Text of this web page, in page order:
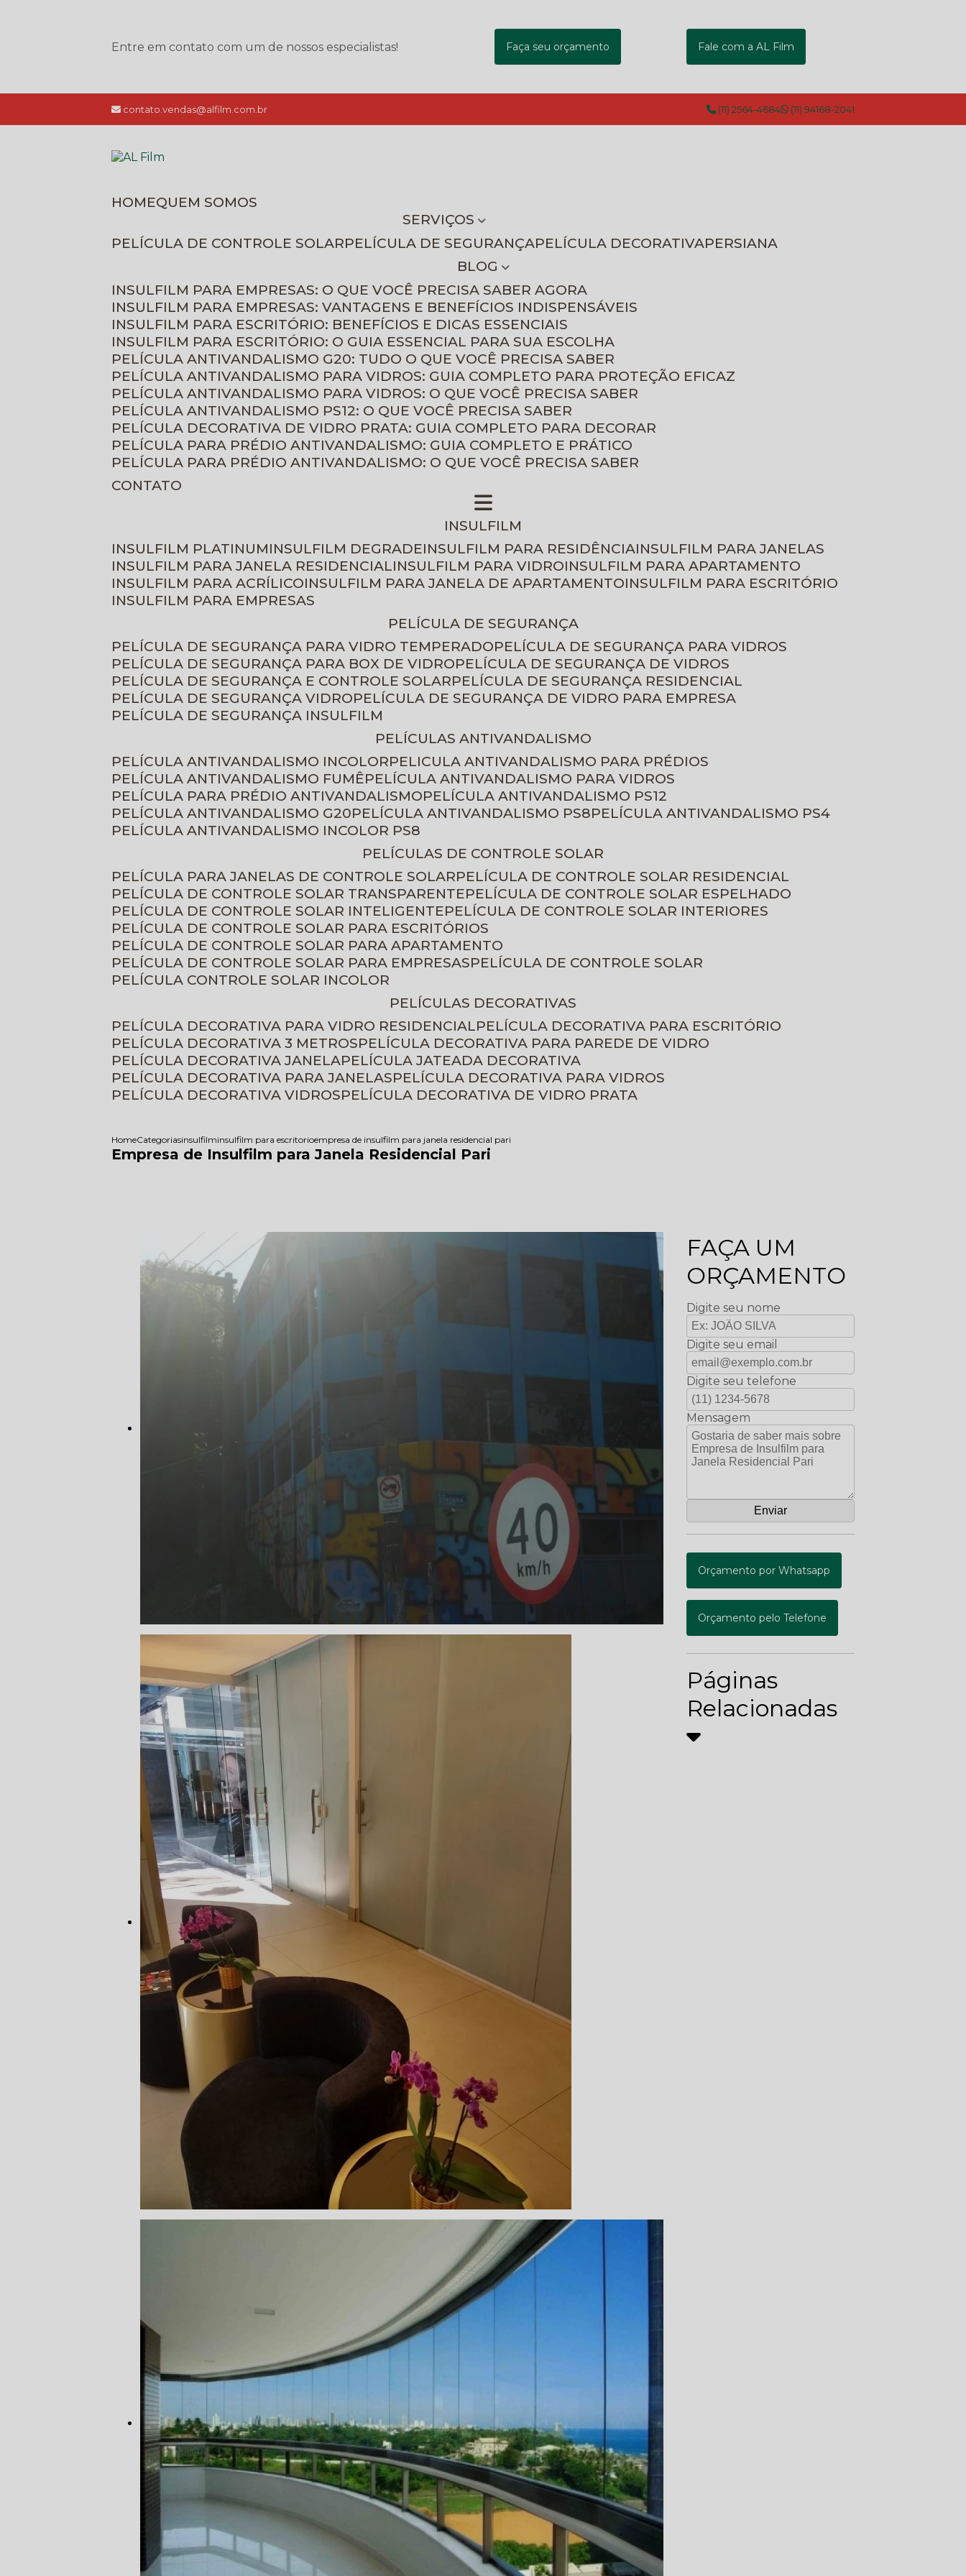
Entre em contato com um de nossos especialistas! Faça seu orçamento Fale com a AL Film
contato.vendas@alfilm.com.br (11) 2564-4684 (11) 94168-2041
HOME
QUEM SOMOS
SERVIÇOS
PELÍCULA DE CONTROLE SOLAR
PELÍCULA DE SEGURANÇA PELÍCULA DECORATIVA
PERSIANA
BLOG
INSULFILM PARA EMPRESAS: O QUE VOCÊ PRECISA SABER AGORA
INSULFILM PARA EMPRESAS: VANTAGENS E BENEFÍCIOS INDISPENSÁVEIS
INSULFILM PARA ESCRITÓRIO: BENEFÍCIOS E DICAS ESSENCIAIS
INSULFILM PARA ESCRITÓRIO: O GUIA ESSENCIAL PARA SUA ESCOLHA
PELÍCULA ANTIVANDALISMO G20: TUDO O QUE VOCÊ PRECISA SABER
PELÍCULA ANTIVANDALISMO PARA VIDROS: GUIA COMPLETO PARA PROTEÇÃO EFICAZ
PELÍCULA ANTIVANDALISMO PARA VIDROS: O QUE VOCÊ PRECISA SABER
PELÍCULA ANTIVANDALISMO PS12: O QUE VOCÊ PRECISA SABER
PELÍCULA DECORATIVA DE VIDRO PRATA: GUIA COMPLETO PARA DECORAR
PELÍCULA PARA PRÉDIO ANTIVANDALISMO: GUIA COMPLETO E PRÁTICO
PELÍCULA PARA PRÉDIO ANTIVANDALISMO: O QUE VOCÊ PRECISA SABER
CONTATO
INSULFILM
INSULFILM PLATINUM INSULFILM DEGRADE INSULFILM PARA RESIDÊNCIA INSULFILM PARA JANELAS
INSULFILM PARA JANELA RESIDENCIAL INSULFILM PARA VIDRO INSULFILM PARA APARTAMENTO
INSULFILM PARA ACRÍLICO INSULFILM PARA JANELA DE APARTAMENTO INSULFILM PARA ESCRITÓRIO
INSULFILM PARA EMPRESAS
PELÍCULA DE SEGURANÇA
PELÍCULA DE SEGURANÇA PARA VIDRO TEMPERADO
PELÍCULA DE SEGURANÇA PARA VIDROS
PELÍCULA DE SEGURANÇA PARA BOX DE VIDRO
PELÍCULA DE SEGURANÇA DE VIDROS
PELÍCULA DE SEGURANÇA E CONTROLE SOLAR
PELÍCULA DE SEGURANÇA RESIDENCIAL
PELÍCULA DE SEGURANÇA VIDRO
PELÍCULA DE SEGURANÇA DE VIDRO PARA EMPRESA
PELÍCULA DE SEGURANÇA INSULFILM
PELÍCULAS ANTIVANDALISMO
PELÍCULA ANTIVANDALISMO INCOLOR
PELICULA ANTIVANDALISMO PARA PRÉDIOS
PELÍCULA ANTIVANDALISMO FUMÊ
PELÍCULA ANTIVANDALISMO PARA VIDROS
PELÍCULA PARA PRÉDIO ANTIVANDALISMO
PELÍCULA ANTIVANDALISMO PS12
PELÍCULA ANTIVANDALISMO G20
PELÍCULA ANTIVANDALISMO PS8
PELÍCULA ANTIVANDALISMO PS4
PELÍCULA ANTIVANDALISMO INCOLOR PS8
PELÍCULAS DE CONTROLE SOLAR
PELÍCULA PARA JANELAS DE CONTROLE SOLAR
PELÍCULA DE CONTROLE SOLAR RESIDENCIAL
PELÍCULA DE CONTROLE SOLAR TRANSPARENTE
PELÍCULA DE CONTROLE SOLAR ESPELHADO
PELÍCULA DE CONTROLE SOLAR INTELIGENTE
PELÍCULA DE CONTROLE SOLAR INTERIORES
PELÍCULA DE CONTROLE SOLAR PARA ESCRITÓRIOS
PELÍCULA DE CONTROLE SOLAR PARA APARTAMENTO
PELÍCULA DE CONTROLE SOLAR PARA EMPRESAS
PELÍCULA DE CONTROLE SOLAR
PELÍCULA CONTROLE SOLAR INCOLOR
PELÍCULAS DECORATIVAS
PELÍCULA DECORATIVA PARA VIDRO RESIDENCIAL
PELÍCULA DECORATIVA PARA ESCRITÓRIO
PELÍCULA DECORATIVA 3 METROS
PELÍCULA DECORATIVA PARA PAREDE DE VIDRO
PELÍCULA DECORATIVA JANELA
PELÍCULA JATEADA DECORATIVA
PELÍCULA DECORATIVA PARA JANELAS
PELÍCULA DECORATIVA PARA VIDROS
PELÍCULA DECORATIVA VIDROS
PELÍCULA DECORATIVA DE VIDRO PRATA
HomeCategoriasinsulfilminsulfilm para escritorioempresa de insulfilm para janela residencial pari
Empresa de Insulfilm para Janela Residencial Pari
FAÇA UM
ORÇAMENTO
Digite seu nome
Digite seu email
Digite seu telefone
Mensagem
Orçamento por Whatsapp
Orçamento pelo Telefone
Páginas
Relacionadas